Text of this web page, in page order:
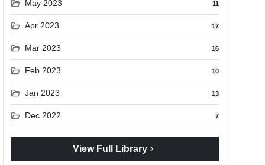
folder_open May 2023 11
folder_open Apr 2023 17
folder_open Mar 2023 16
folder_open Feb 2023 10
folder_open Jan 2023 13
folder_open Dec 2022 7
View Full Library chevron_right